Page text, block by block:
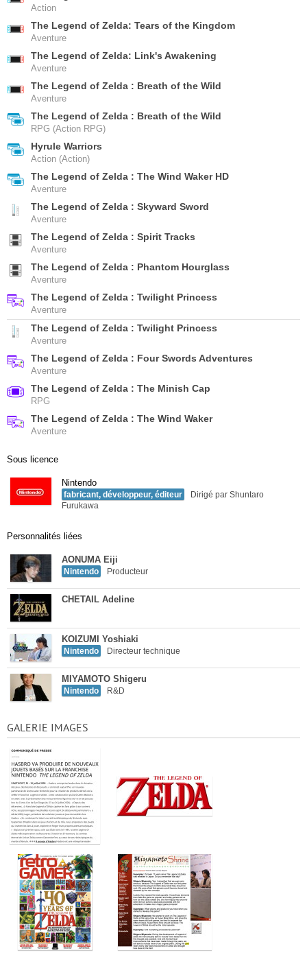
Action
The Legend of Zelda: Tears of the Kingdom
Aventure
The Legend of Zelda: Link's Awakening
Aventure
The Legend of Zelda : Breath of the Wild
Aventure
The Legend of Zelda : Breath of the Wild
RPG (Action RPG)
Hyrule Warriors
Action (Action)
The Legend of Zelda : The Wind Waker HD
Aventure
The Legend of Zelda : Skyward Sword
Aventure
The Legend of Zelda : Spirit Tracks
Aventure
The Legend of Zelda : Phantom Hourglass
Aventure
The Legend of Zelda : Twilight Princess
Aventure
The Legend of Zelda : Twilight Princess
Aventure
The Legend of Zelda : Four Swords Adventures
Aventure
The Legend of Zelda : The Minish Cap
RPG
The Legend of Zelda : The Wind Waker
Aventure
Sous licence
Nintendo
fabricant, développeur, éditeur
Dirigé par Shuntaro
Furukawa
Personnalités liées
AONUMA Eiji
Nintendo Producteur
CHETAIL Adeline
KOIZUMI Yoshiaki
Nintendo Directeur technique
MIYAMOTO Shigeru
Nintendo R&D
GALERIE IMAGES